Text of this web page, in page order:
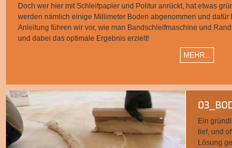
Doch wer hier mit Schleifpapier und Politur anrückt, hat etwas
werden nämlich einige Millimeter Boden abgenommen und dafür
Anleitung führen wir vor, wie man Bandschleifmaschine und
und dabei das optimale Ergebnis erzielt!
MEHR...
Ein
tief, und
Lösung